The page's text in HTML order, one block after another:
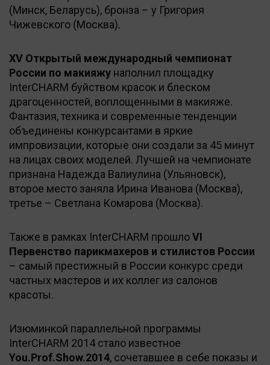
(Минск, Беларусь), бронза – у Григория
Чижевского (Москва).
XV Открытый международный чемпионат
России по макияжу наполнил площадку
InterCHARM буйством красок и блеском
драгоценностей, воплощенными в макияже.
Фантазия, техника и современные тенденции
объединены конкурсантами в яркие
импровизации, которые они создали за 45 минут
на лицах своих моделей. Лучшей на чемпионате
признана Надежда Валиулина (Ульяновск),
второе место заняла Ирина Иванова (Москва),
третье – Светлана Комарова (Москва).
Также в рамках InterCHARM прошлоVI
Первенство парикмахеров и стилистов России
– самый престижный в России конкурс среди
частных мастеров и их коллег из салонов
красоты.
Изюминкой параллельной программы
InterCHARM 2014 стало известное
You.Prof.Show.2014, сочетавшее в себе показы и